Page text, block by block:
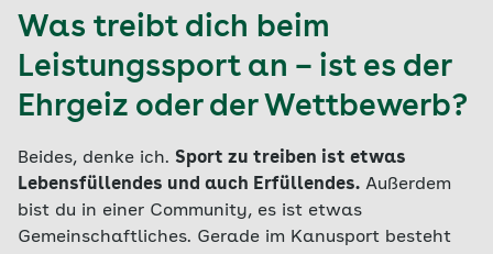
Was treibt dich beim
Leistungssport an – ist es der
Ehrgeiz oder der Wettbewerb?
Beides, denke ich. Sport zu treiben ist etwas
Lebensfüllendes und auch Erfüllendes. Außerdem
bist du in einer Community, es ist etwas
Gemeinschaftliches. Gerade im Kanusport besteht